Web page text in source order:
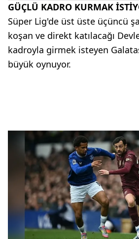
GÜÇLÜ KADRO KURMAK
Süper Lig'de üst üste üçüncü
koşan ve direkt katılacağı
kadroyla girmek isteyen
büyük oynuyor.